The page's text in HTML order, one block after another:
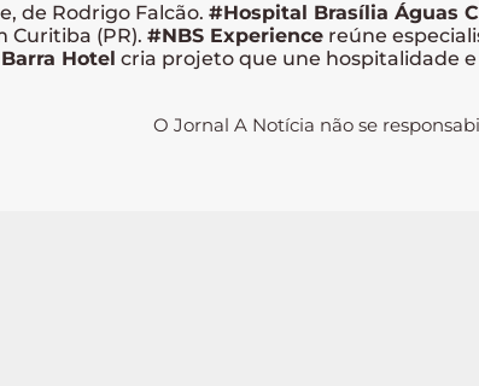
de Rodrigo Falcão. #Hospital Brasília Águas
Curitiba (PR). #NBS Experience reúne
Hotel cria projeto que une hospitalidade
O Jornal A Notícia não se